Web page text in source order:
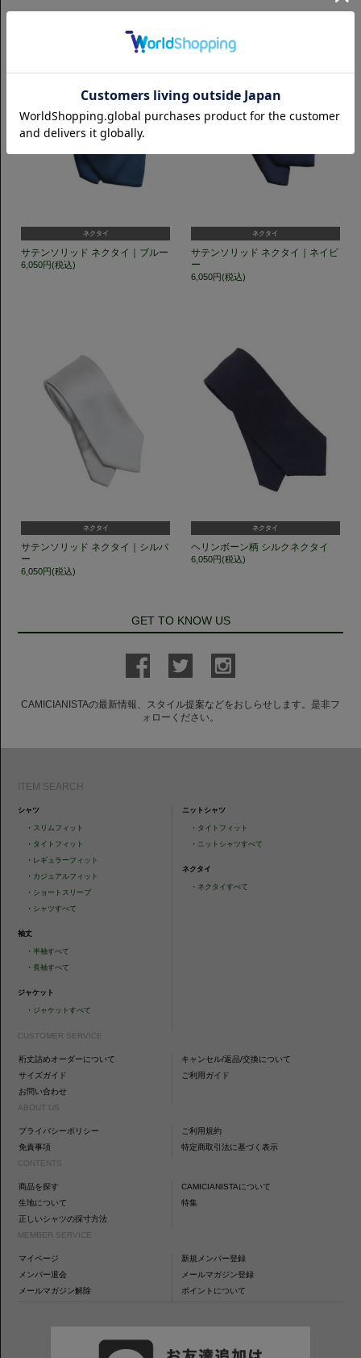
ネクタイ
サテンソリッド ネクタイ｜ブルー
6,050円(税込)
ネクタイ
サテンソリッド ネクタイ｜ネイビ
ー
6,050円(税込)
ネクタイ
サテンソリッド ネクタイ｜シルバ
ー
6,050円(税込)
ネクタイ
ヘリンボーン柄 シルクネクタイ
6,050円(税込)
GET TO KNOW US
CAMICIANISTAの最新情報、スタイル提案などをおしらせします。是非フ
ォローください。
ITEM SEARCH
シャツ
・ スリムフィット
・ タイトフィット
・ レギュラーフィット
・ カジュアルフィット
・ ショートスリーブ
・ シャツすべて
袖丈
・半袖すべて
・長袖すべて
ジャケット
・ ジャケットすべて
ニットシャツ
・ タイトフィット
・ ニットシャツすべて
ネクタイ
・ ネクタイすべて
CUSTOMER SERVICE
裄丈詰めオーダーについて
キャンセル/返品/交換について
サイズガイド
ご利用ガイド
お問い合わせ
ABOUT US
プライバシーポリシー
ご利用規約
免責事項
特定商取引法に基づく表示
CONTENTS
商品を探す
CAMICIANISTAについて
生地について
特集
正しいシャツの採寸方法
MEMBER SERVICE
マイページ
新規メンバー登録
メンバー退会
メールマガジン登録
メールマガジン解除
ポイントについて